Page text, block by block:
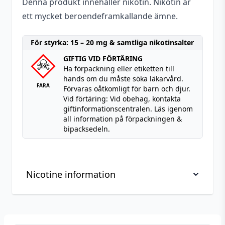
Nicotine information
ett mycket beroendeframkallande ämne.
För styrka: 15 – 20 mg & samtliga nikotinsalter
FARA
GIFTIG VID FÖRTÄRING
Ha förpackning eller etiketten till
hands om du måste söka läkarvård.
Förvaras oåtkomligt för barn och djur.
Vid förtäring: Vid obehag, kontakta
giftinformationscentralen. Läs igenom
all information på förpackningen &
bipacksedeln.